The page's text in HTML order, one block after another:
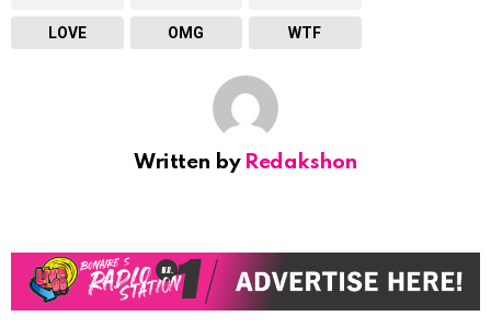
LOVE OMG WTF
Written by Redakshon